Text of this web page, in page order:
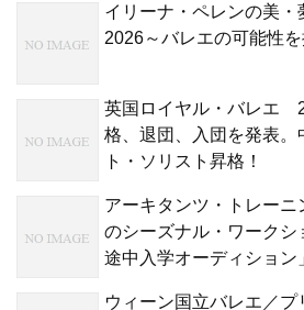
イリーナ・ペレンの美・
2026～バレエの可能性を
英国ロイヤル・バレエ
格、退団、入団を発表。
ト・ソリスト昇格！
アーキタンツ・トレー
のシーズナル・ワーク
途中入学オーディション
ウィーン国立バレエ／